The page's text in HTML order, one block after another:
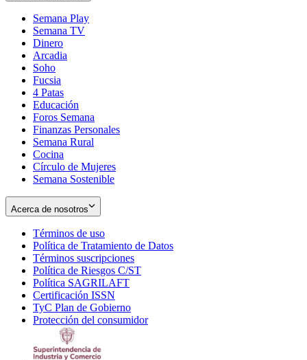
Semana Play
Semana TV
Dinero
Arcadia
Soho
in
new
window
Fucsia
in
new
window
4 Patas
Educación
Foros Semana
Finanzas Personales
Semana Rural
Cocina
Círculo de Mujeres
Semana Sostenible
Acerca de nosotros
Términos de uso
in
new
window
Política de Tratamiento de Datos
Términos suscripciones
in
Política de Riesgos C/ST
Política SAGRILAFT
new
window
Certificación ISSN
in
new
TyC Plan de Gobierno
in
Protección del consumidorOpens